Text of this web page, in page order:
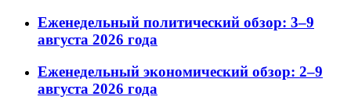
Еженедельный политический обзор: 3–9
августа 2026 года
Еженедельный экономический обзор: 2–9
августа 2026 года